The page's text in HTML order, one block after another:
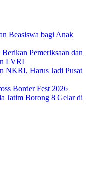
Beasiswa bagi Anak
Pemeriksaan dan
LVRI
NKRI, Harus Jadi Pusat
Border Fest 2026
Jatim Borong 8 Gelar di